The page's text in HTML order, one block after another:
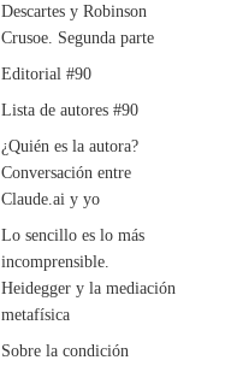
Descartes y Robinson
Crusoe. Segunda parte
Editorial #90
Lista de autores #90
¿Quién es la autora?
Conversación entre
Claude.ai y yo
Lo sencillo es lo más
incomprensible.
Heidegger y la mediación
metafísica
Sobre la condición